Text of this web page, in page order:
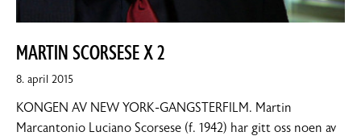
MARTIN SCORSESE X 2
8. april 20158.
2015
KONGEN AV NEW YORK-GANGSTERFILM. Martin
Marcantonio Luciano Scorsese (f. 1942) har gitt oss noen av